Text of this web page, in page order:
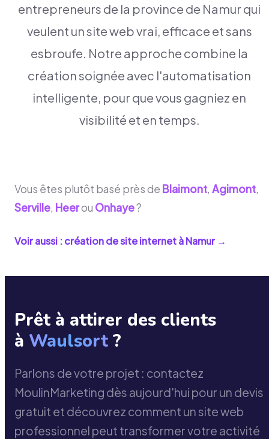
entrepreneurs de la province de Namur qui
veulent un site web vrai, efficace et sans
esbroufe. Notre approche combine la
création soignée avec l'automatisation
intelligente, pour que vous gagniez en
visibilité et en temps.
Vous êtes plutôt basé près de Blaimont, Agimont,
Serville, Heerou Onhaye?
Voir aussi : création de site internet àNamur →
Prêt à attirer des clients
à Waulsort ?
Parlons de votre projet : contactez
MoulinMarketing dès aujourd'hui pour un devis
gratuit et découvrez comment un site web
professionnel peut transformer votre activité